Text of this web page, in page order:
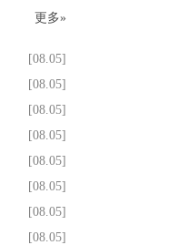
更多»
[08.05]
[08.05]
[08.05]
[08.05]
[08.05]
[08.05]
[08.05]
[08.05]